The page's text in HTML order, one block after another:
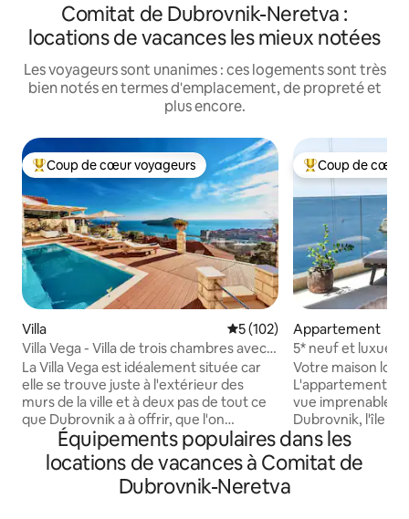
Comitat de Dubrovnik-Neretva :
locations de vacances les mieux notées
Les voyageurs sont unanimes : ces logements sont très
bien notés en termes d'emplacement, de propreté et
plus encore.
Coups de cœur voyageurs les plus appréciés
Coup de cœur voyageurs
Villa Évaluation moyenne sur la
5 (102)
Villa Vega - Villa de trois chambres avec
piscine
La Villa Vega est idéalement située car
elle se trouve juste à l'extérieur des
murs de la ville et à deux pas de tout ce
que Dubrovnik a à offrir, que l'on
s'intéresse à la vieille ville historique et à
ses nombreux sites touristiques ou que
l'on souhaite se prélasser au soleil de la
Méditerranée et nager dans la mer
Coups de cœur
Coup de cœur
Appartement
5* neuf et
- Kiki Lu Apart
Votre maison loin
L'appartement
vue imprenable
Dubrovnik, l'île
Adriatique. 2
équipées, toutes
bains privative.
Équipements populaires dans les
locations de vacances à Comitat de
Dubrovnik-Neretva